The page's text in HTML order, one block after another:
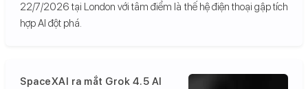
22/7/2026 tại London với tâm điểm là thế hệ điện thoại gập tích
hợp AI đột phá.
SpaceXAI ra mắt Grok 4.5 AI